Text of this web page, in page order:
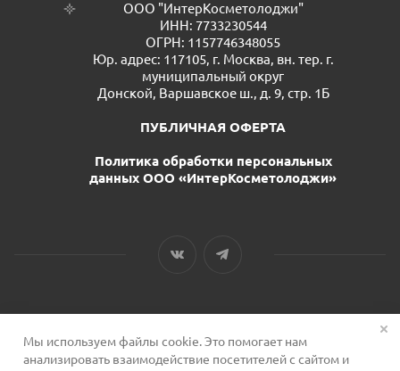
ООО "ИнтерКосметолоджи"
ИНН: 7733230544
ОГРН: 1157746348055
Юр. адрес: 117105, г. Москва, вн. тер. г.
муниципальный округ
Донской, Варшавское ш., д. 9, стр. 1Б
ПУБЛИЧНАЯ ОФЕРТА
Политика обработки персональных
данных ООО «ИнтерКосметолоджи»
2026 © Сервис для косметологов
Мы используем файлы cookie. Это помогает нам
анализировать взаимодействие посетителей с сайтом и